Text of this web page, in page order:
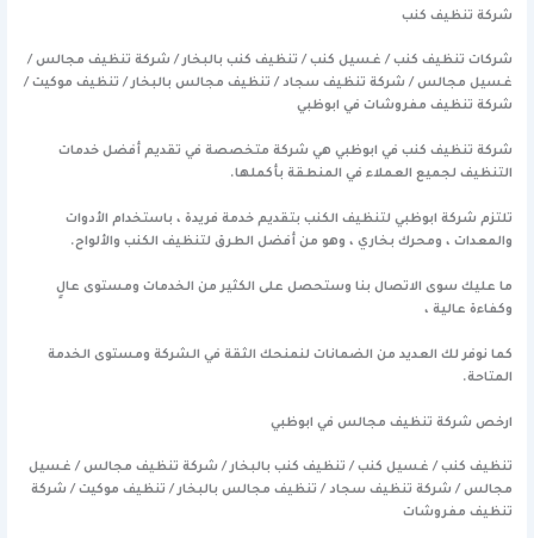
شركة تنظيف كنب
شركات تنظيف كنب / غسيل كنب / تنظيف كنب بالبخار / شركة تنظيف مجالس /
غسيل مجالس / شركة تنظيف سجاد / تنظيف مجالس بالبخار / تنظيف موكيت /
شركة تنظيف مفروشات في ابوظبي
شركة تنظيف كنب في ابوظبي هي شركة متخصصة في تقديم أفضل خدمات
التنظيف لجميع العملاء في المنطقة بأكملها.
تلتزم شركة ابوظبي لتنظيف الكنب بتقديم خدمة فريدة ، باستخدام الأدوات
والمعدات ، ومحرك بخاري ، وهو من أفضل الطرق لتنظيف الكنب والألواح.
ما عليك سوى الاتصال بنا وستحصل على الكثير من الخدمات ومستوى عالٍ
وكفاءة عالية ،
كما نوفر لك العديد من الضمانات لنمنحك الثقة في الشركة ومستوى الخدمة
المتاحة.
ارخص شركة تنظيف مجالس في ابوظبي
تنظيف كنب / غسيل كنب / تنظيف كنب بالبخار / شركة تنظيف مجالس / غسيل
مجالس / شركة تنظيف سجاد / تنظيف مجالس بالبخار / تنظيف موكيت / شركة
تنظيف مفروشات